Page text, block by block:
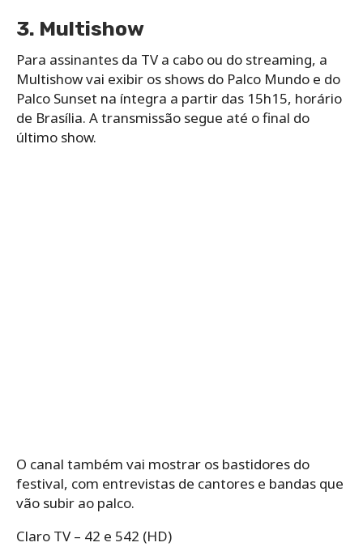
3. Multishow
Para assinantes da TV a cabo ou do streaming, a
Multishow vai exibir os shows do Palco Mundo e do
Palco Sunset na íntegra a partir das 15h15, horário
de Brasília. A transmissão segue até o final do
último show.
O canal também vai mostrar os bastidores do
festival, com entrevistas de cantores e bandas que
vão subir ao palco.
Claro TV – 42 e 542 (HD)